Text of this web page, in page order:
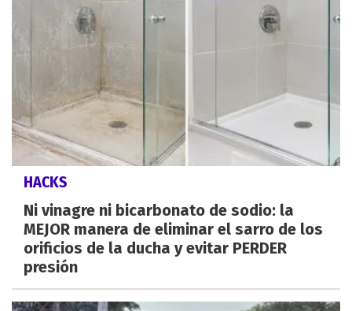
HACKS
Ni vinagre ni bicarbonato de sodio: la
MEJOR manera de eliminar el sarro de los
orificios de la ducha y evitar PERDER
presión